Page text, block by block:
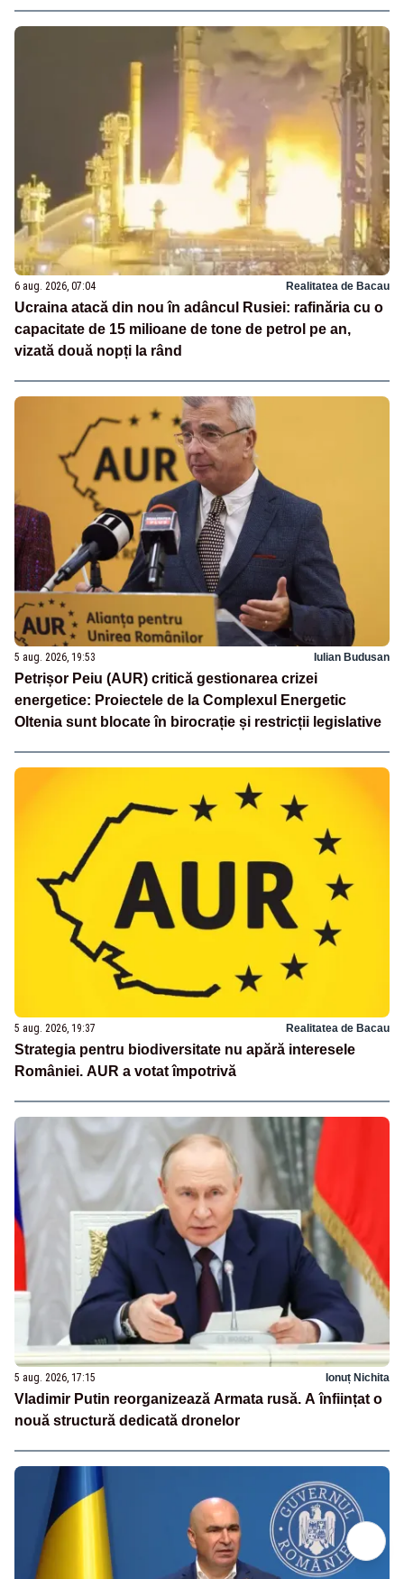
6 aug. 2026, 07:04 Realitatea de Bacau
Ucraina atacă din nou în adâncul Rusiei: rafinăria cu o
capacitate de 15 milioane de tone de petrol pe an,
vizată două nopți la rând
5 aug. 2026, 19:53 Iulian Budusan
Petrișor Peiu (AUR) critică gestionarea crizei
energetice: Proiectele de la Complexul Energetic
Oltenia sunt blocate în birocrație și restricții legislative
5 aug. 2026, 19:37 Realitatea de Bacau
Strategia pentru biodiversitate nu apără interesele
României. AUR a votat împotrivă
5 aug. 2026, 17:15 Ionuț Nichita
Vladimir Putin reorganizează Armata rusă. A înființat o
nouă structură dedicată dronelor